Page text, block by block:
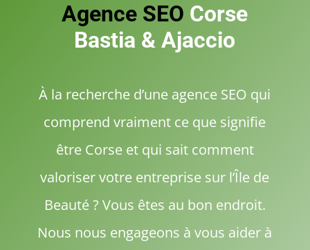
Agence SEO Corse
Bastia & Ajaccio
À la recherche d’une agence SEO qui
comprend vraiment ce que signifie
être Corse et qui sait comment
valoriser votre entreprise sur l’Île de
Beauté ? Vous êtes au bon endroit.
Nous nous engageons à vous aider à